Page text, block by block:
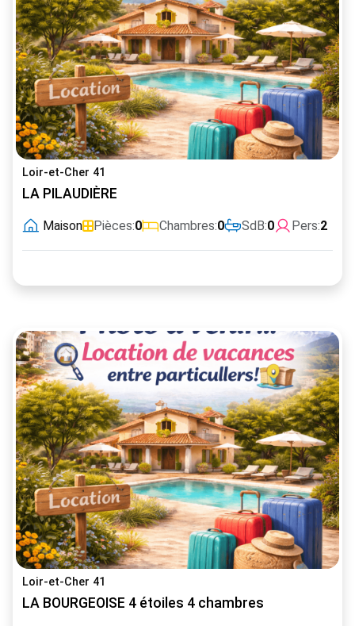
Loir-et-Cher 41
LA PILAUDIÈRE
Maison Pièces:0 Chambres:0 SdB:0 Pers:2
Loir-et-Cher 41
LA BOURGEOISE 4 étoiles 4 chambres